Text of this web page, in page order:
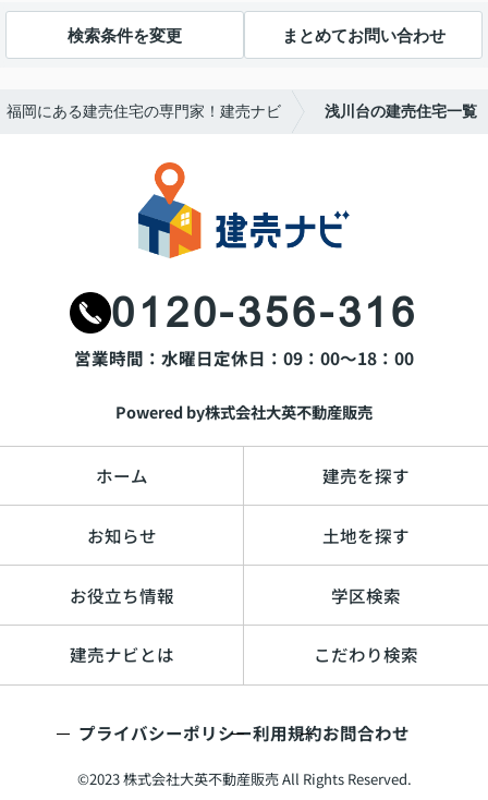
検索条件を変更 まとめてお問い合わせ
福岡にある建売住宅の専門家！建売ナビ 浅川台の建売住宅一覧
0120-356-316
営業時間：水曜日定休日：09：00～18：00
Powered by株式会社大英不動産販売
ホーム 建売を探す
お知らせ 土地を探す
お役立ち情報 学区検索
建売ナビとは こだわり検索
プライバシーポリシー利用規約お問合わせ
©2023 株式会社大英不動産販売 All Rights Reserved.